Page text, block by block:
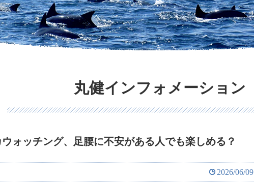
丸健インフォメーション
ォッチング、足腰に不安がある人でも楽しめる？
2026/06/09